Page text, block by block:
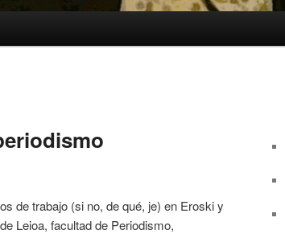
de trabajo (si no, de qué, je) en Eroski y
Leioa, facultad de Periodismo,